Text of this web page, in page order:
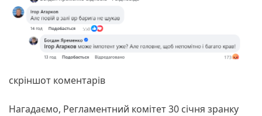
скріншот коментарів
Нагадаємо, Регламентний комітет 30 січня зранку